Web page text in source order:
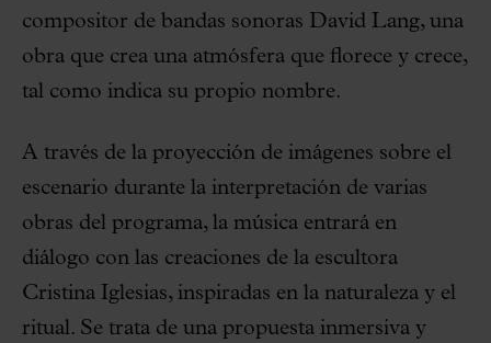
compositor de bandas sonoras David Lang, una
obra que crea una atmósfera que florece y crece,
tal como indica su propio nombre.
A través de la proyección de imágenes sobre el
escenario durante la interpretación de varias
obras del programa, la música entrará en
diálogo con las creaciones de la escultora
Cristina Iglesias, inspiradas en la naturaleza y el
ritual. Se trata de una propuesta inmersiva y